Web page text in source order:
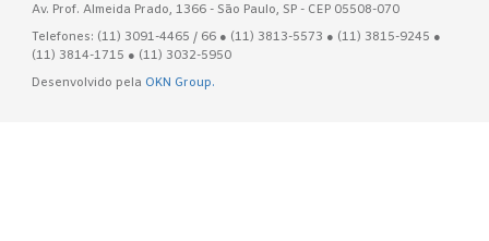
Av. Prof. Almeida Prado, 1366 - São Paulo, SP - CEP 05508-070
Telefones: (11) 3091-4465 / 66 ● (11) 3813-5573 ● (11) 3815-9245 ●
(11) 3814-1715 ● (11) 3032-5950
Desenvolvido pela OKN Group.